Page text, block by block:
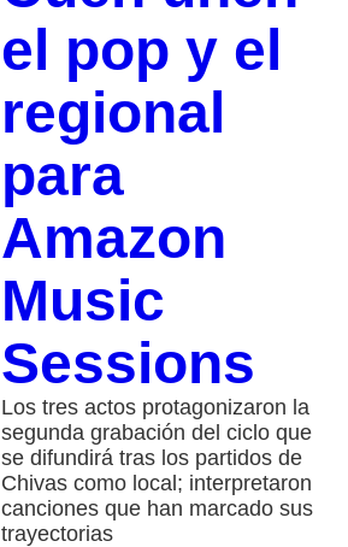
el pop y el
regional
para
Amazon
Music
Sessions
Los tres actos protagonizaron la
segunda grabación del ciclo que
se difundirá tras los partidos de
Chivas como local; interpretaron
canciones que han marcado sus
trayectorias